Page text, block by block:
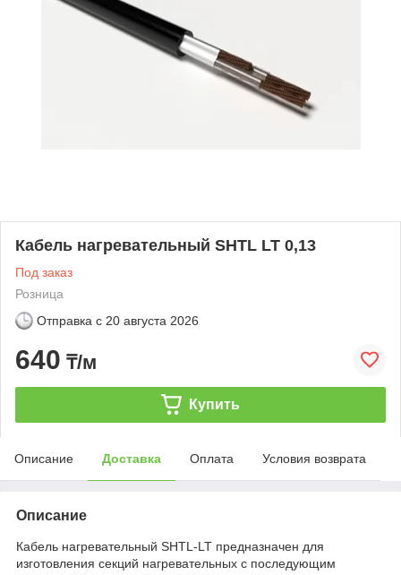
Кабель нагревательный SHTL LT 0,13
Под заказ
Розница
Отправка с 20 августа 2026
640 ₸/м
Купить
Описание Доставка Оплата Условия возврата
Описание
Кабель нагревательный SHTL-LT предназначен для
изготовления секций нагревательных с последующим